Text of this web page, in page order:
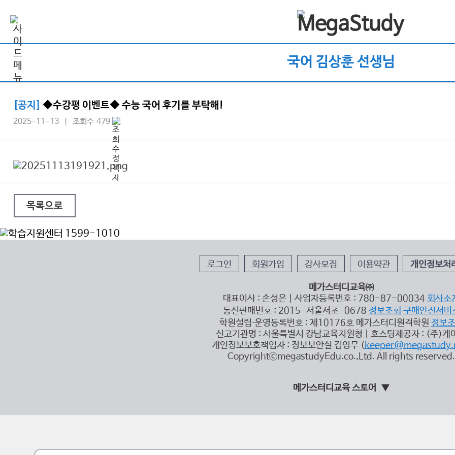
국어 김상훈 선생님
[공지] ◆수강평 이벤트◆ 수능 국어 후기를 부탁해!
2025-11-13 | 조회수 479
목록으로
로그인 회원가입 강사모집 이용약관 개인정보처
메가스터디교육㈜
대표이사 : 손성은 | 사업자등록번호 : 780-87-00034 회사소
통신판매번호 : 2015-서울서초-0678 정보조회 구매안전서비
학원설립∙운영등록번호 : 제10176호 메가스터디원격학원 정보
신고기관명 : 서울특별시 강남교육지원청 | 호스팅제공자 : (주)케
개인정보보호책임자 : 정보보안실 김영무 (
CopyrightⓒmegastudyEdu.co.,Ltd. All rights reserved.
메가스터디교육 스토어